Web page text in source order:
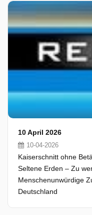
10 April 2026
10-04-2026
Kaiserschnitt ohne
Seltene Erden – Zu
Menschenunwürdige
Deutschland